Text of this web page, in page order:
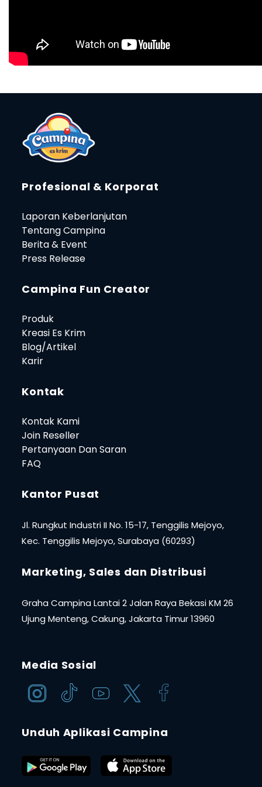
Profesional & Korporat
Laporan Keberlanjutan
Tentang Campina
Berita & Event
Press Release
Campina Fun Creator
Produk
Kreasi Es Krim
Blog/Artikel
Karir
Kontak
Kontak Kami
Join Reseller
Pertanyaan Dan Saran
FAQ
Kantor Pusat
Jl. Rungkut Industri II No. 15-17, Tenggilis Mejoyo,
Kec. Tenggilis Mejoyo, Surabaya (60293)
Marketing, Sales dan Distribusi
Graha Campina Lantai 2 Jalan Raya Bekasi KM 26
Ujung Menteng, Cakung, Jakarta Timur 13960
Media Sosial
Unduh Aplikasi Campina